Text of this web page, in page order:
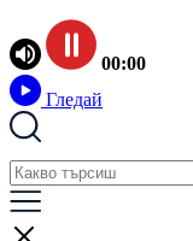
00:00
Гледай